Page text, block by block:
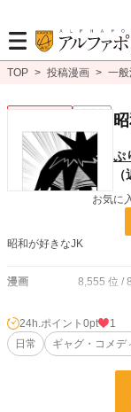
TOP > 投稿漫画 > 一
ぷ
お気に
昭和が好きなJK
漫画 8,555 位 /
お気に入り 12
24h.ポイント 0pt
1
日常
ギャグ・コメデ